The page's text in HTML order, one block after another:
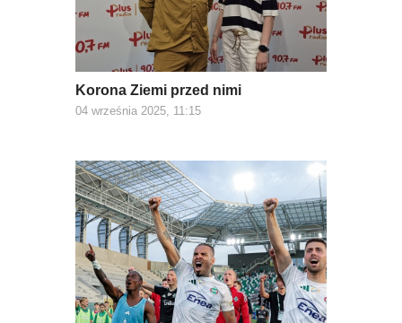
Korona Ziemi przed nimi
04 września 2025, 11:15